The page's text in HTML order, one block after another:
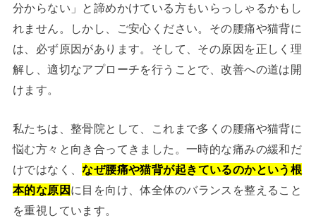
分からない」と諦めかけている方もいらっしゃるかもし
れません。しかし、ご安心ください。その腰痛や猫背に
は、必ず原因があります。そして、その原因を正しく理
解し、適切なアプローチを行うことで、改善への道は開
けます。
私たちは、整骨院として、これまで多くの腰痛や猫背に
悩む方々と向き合ってきました。一時的な痛みの緩和だ
けではなく、なぜ腰痛や猫背が起きているのかという根
本的な原因 に目を向け、体全体のバランスを整えること
を重視しています。